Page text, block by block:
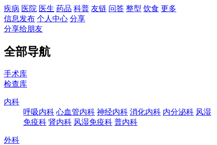
疾病 医院 医生 药品 科普 友链 问答 整型 饮食 更多
信息发布 个人中心 分享
分享给朋友
全部导航
手术库
检查库
内科
呼吸内科 心血管内科 神经内科 消化内科 内分泌科 风湿
免疫科 肾内科 风湿免疫科 普内科
外科